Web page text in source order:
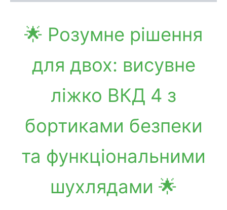
🌟 Розумне рішення
для двох: висувне
ліжко ВКД 4 з
бортиками безпеки
та функціональними
шухлядами 🌟